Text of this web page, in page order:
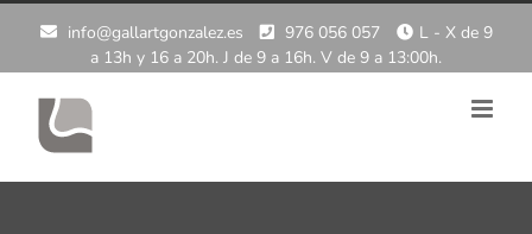
info@gallartgonzalez.es 976 056 057
L - X de 9
a 13h y 16 a 20h. J de 9 a 16h. V de 9 a 13:00h.